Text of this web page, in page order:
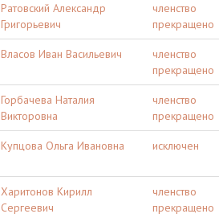
Ратовский Александр
Григорьевич
членство
прекращено
Власов Иван Васильевич
членство
прекращено
Горбачева Наталия
Викторовна
членство
прекращено
Купцова Ольга Ивановна исключен
Харитонов Кирилл
Сергеевич
членство
прекращено